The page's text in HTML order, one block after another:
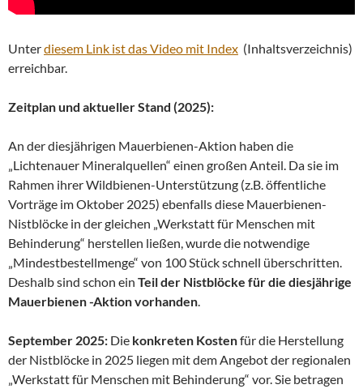
Unterdiesem Link ist das Video mit Index (Inhaltsverzeichnis)
erreichbar.
Zeitplan und aktueller Stand (2025):
An der diesjährigen Mauerbienen-Aktion haben die
„Lichtenauer Mineralquellen“ einen großen Anteil. Da sie im
Rahmen ihrer Wildbienen-Unterstützung (z.B. öffentliche
Vorträge im Oktober 2025) ebenfalls diese Mauerbienen-
Nistblöcke in der gleichen „Werkstatt für Menschen mit
Behinderung“ herstellen ließen, wurde die notwendige
„Mindestbestellmenge“ von 100 Stück schnell überschritten.
Deshalb sind schon ein Teil der Nistblöcke für die diesjährige
Mauerbienen -Aktion vorhanden
September 2025: Die konkreten Kostenfür die Herstellung
der Nistblöcke in 2025 liegen mit dem Angebot der regionalen
„Werkstatt für Menschen mit Behinderung“ vor. Sie betragen